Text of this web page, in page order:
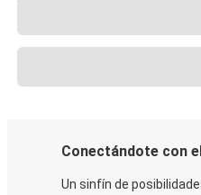
Conectándote con
Un sinfín de